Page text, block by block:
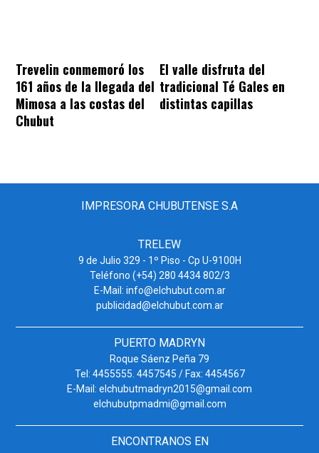
Trevelin conmemoró los
161 años de la llegada del
Mimosa a las costas del
Chubut
El valle disfruta del
tradicional Té Gales en
distintas capillas
IMPRESORA CHUBUTENSE S.A
TRELEW
9 de Julio 329 - 1º Piso - Cp U-9100H
Teléfono (+54) 280 4434 802/3
E-Mail: info@elchubut.com.ar
publicidad@elchubut.com.ar
PUERTO MADRYN
Roque Sáenz Peña 79
Tel: 4455555. 4457545 / Fax: 4454567
E-Mail: elchubutmadryn2015@gmail.com
elchubutpmadmi@gmail.com
ENCONTRANOS EN